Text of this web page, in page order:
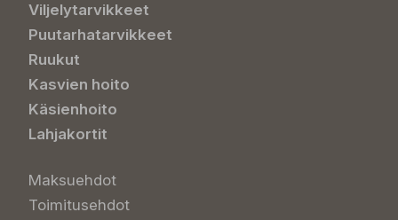
Viljelytarvikkeet
Puutarhatarvikkeet
Ruukut
Kasvien hoito
Käsienhoito
Lahjakortit
Maksuehdot
Toimitusehdot